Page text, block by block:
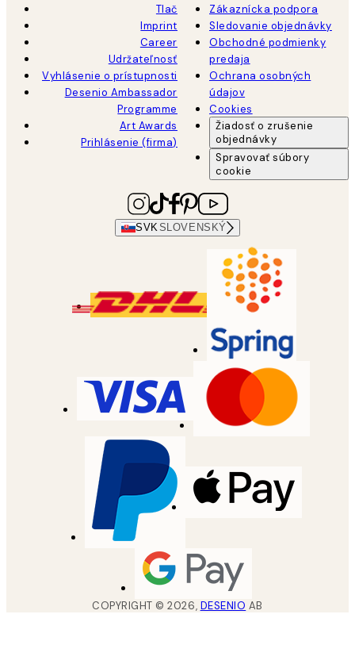
Tlač
Imprint
Career
Udržateľnosť
Vyhlásenie o prístupnosti
Desenio Ambassador
Programme
Art Awards
Prihlásenie (firma)
Zákaznícka podpora
Sledovanie objednávky
Obchodné podmienky
predaja
Ochrana osobných
údajov
Cookies
Žiadosť o zrušenie
objednávky
Spravovať súbory
cookie
SVKSLOVENSKÝ
COPYRIGHT ©2026, DESENIO AB